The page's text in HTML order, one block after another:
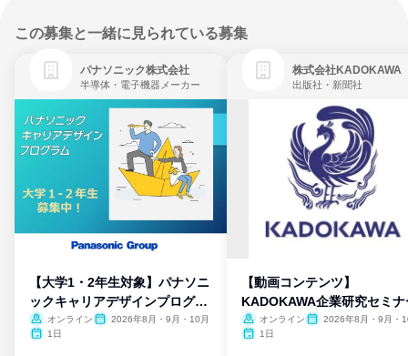
この募集と一緒に見られている募集
パナソニック株式会社
半導体・電子機器メーカー
【大学1・2年生対象】パナソニ
ックキャリアデザインプログラ
ム
オンライン
2026年8月・9月・10月
1日
株式会社KADOKAWA
出版社・新聞社
【動画コンテンツ】
KADOKAWA企業研究セミナ
オンライン
2026年8月・9月・
1日